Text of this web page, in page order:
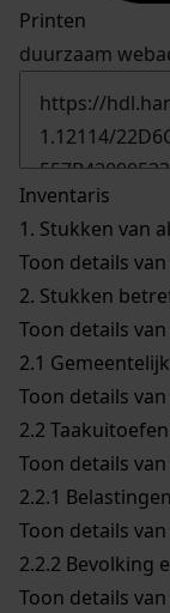
Printen
duurzaam
Inventaris
1. Stukken van
Toon details
2. Stukken
Toon details
2.1
Toon details
2.2
Toon details
2.2.1
Toon details
2.2.2 Bevolking
Toon details